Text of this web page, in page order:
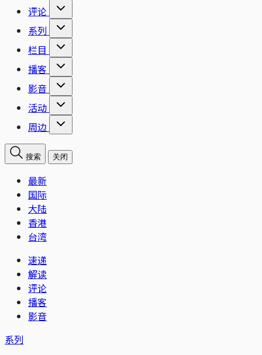
评论
系列
栏目
播客
影音
活动
周边
搜索 关闭
最新
国际
大陆
香港
台湾
速递
解读
评论
播客
影音
系列